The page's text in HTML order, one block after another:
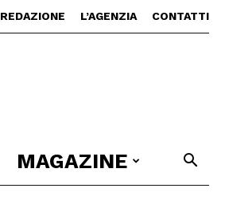
REDAZIONE L’AGENZIA CONTATTI
MAGAZINE